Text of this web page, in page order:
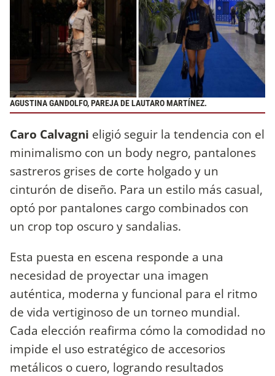
AGUSTINA GANDOLFO, PAREJA DE LAUTARO MARTÍNEZ.
Caro Calvagni eligió seguir la tendencia con el
minimalismo con un body negro, pantalones
sastreros grises de corte holgado y un
cinturón de diseño. Para un estilo más casual,
optó por pantalones cargo combinados con
un crop top oscuro y sandalias.
Esta puesta en escena responde a una
necesidad de proyectar una imagen
auténtica, moderna y funcional para el ritmo
de vida vertiginoso de un torneo mundial.
Cada elección reafirma cómo la comodidad no
impide el uso estratégico de accesorios
metálicos o cuero, logrando resultados